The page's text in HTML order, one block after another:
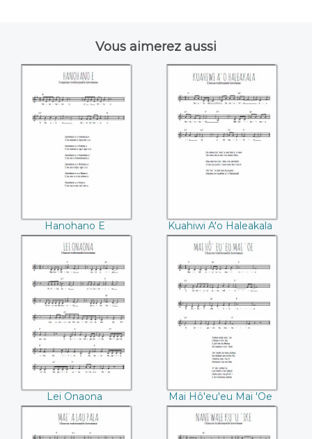
Vous aimerez aussi
Hanohano E
Hanohano E
Kuahiwi A'o
Haleakala
Kuahiwi A'o Haleakala
Lei Onaona
Lei Onaona
Mai Hô'eu'eu Mai
'Oe
Mai Hô'eu'eu Mai 'Oe